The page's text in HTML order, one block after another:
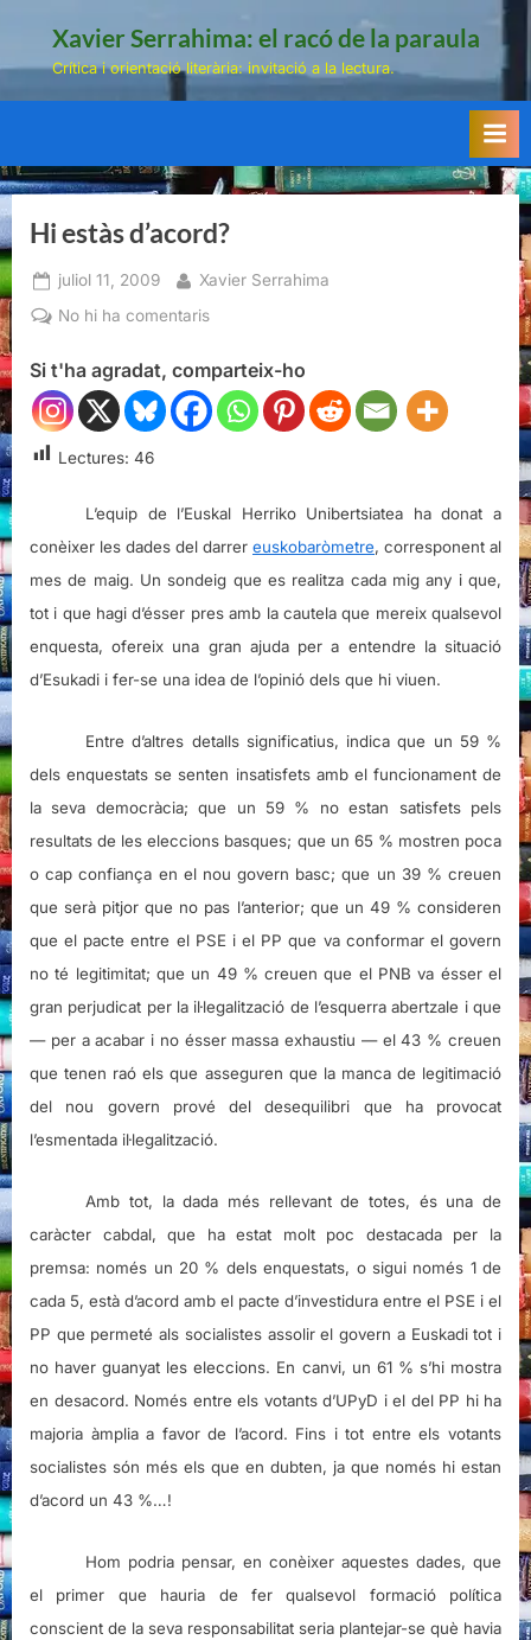
Xavier Serrahima: el racó de la paraula
Crítica i orientació literària: invitació a la lectura.
Hi estàs d’acord?
Posted
on
juliol 11, 2009 By
Xavier Serrahima
No hi ha comentarisa
estàs
d’acord?
Si t'ha agradat, comparteix-ho
Lectures: 46
L’equip de l’Euskal Herriko Unibertsiatea ha donat a
conèixer les dades del darrer euskobaròmetre, corresponent al
mes de maig. Un sondeig que es realitza cada mig any i que,
tot i que hagi d’ésser pres amb la cautela que mereix qualsevol
enquesta, ofereix una gran ajuda per a entendre la situació
d’Esukadi i fer-se una idea de l’opinió dels que hi viuen.
Entre d’altres detalls significatius, indica que un 59 %
dels enquestats se senten insatisfets amb el funcionament de
la seva democràcia; que un 59 % no estan satisfets pels
resultats de les eleccions basques; que un 65 % mostren poca
o cap confiança en el nou govern basc; que un 39 % creuen
que serà pitjor que no pas l’anterior; que un 49 % consideren
que el pacte entre el PSE i el PP que va conformar el govern
no té legitimitat; que un 49 % creuen que el PNB va ésser el
gran perjudicat per la il·legalització de l’esquerra abertzale i que
— per a acabar i no ésser massa exhaustiu — el 43 % creuen
que tenen raó els que asseguren que la manca de legitimació
del nou govern prové del desequilibri que ha provocat
l’esmentada il·legalització.
Amb tot, la dada més rellevant de totes, és una de
caràcter cabdal, que ha estat molt poc destacada per la
premsa: només un 20 % dels enquestats, o sigui només 1 de
cada 5, està d’acord amb el pacte d’investidura entre el PSE i el
PP que permeté als socialistes assolir el govern a Euskadi tot i
no haver guanyat les eleccions. En canvi, un 61 % s’hi mostra
en desacord. Només entre els votants d’UPyD i el del PP hi ha
majoria àmplia a favor de l’acord. Fins i tot entre els votants
socialistes són més els que en dubten, ja que només hi estan
d’acord un 43 %…!
Hom podria pensar, en conèixer aquestes dades, que
el primer que hauria de fer qualsevol formació política
conscient de la seva responsabilitat seria plantejar-se què havia